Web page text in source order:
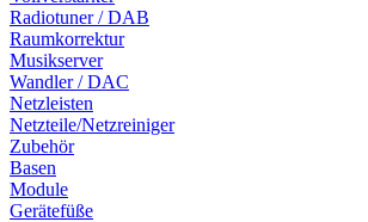
Radiotuner / DAB
Raumkorrektur
Musikserver
Wandler / DAC
Netzleisten
Netzteile/Netzreiniger
Zubehör
Basen
Module
Gerätefüße